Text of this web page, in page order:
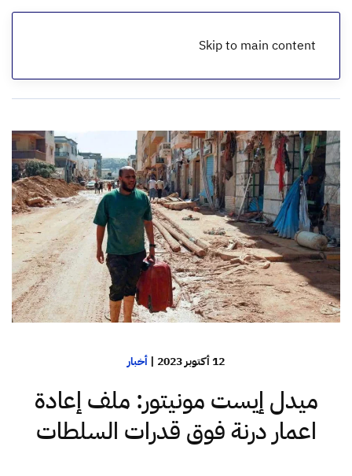
Skip to main content
الرئيسية
12 أكتوبر 2023 | أخبار
ميدل إيست مونيتور: ملف إعادة
اعمار درنة فوق قدرات السلطات